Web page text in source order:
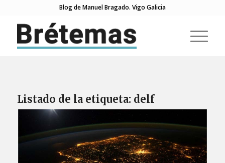
Blog de Manuel Bragado. Vigo Galicia
Listado de la etiqueta: delf